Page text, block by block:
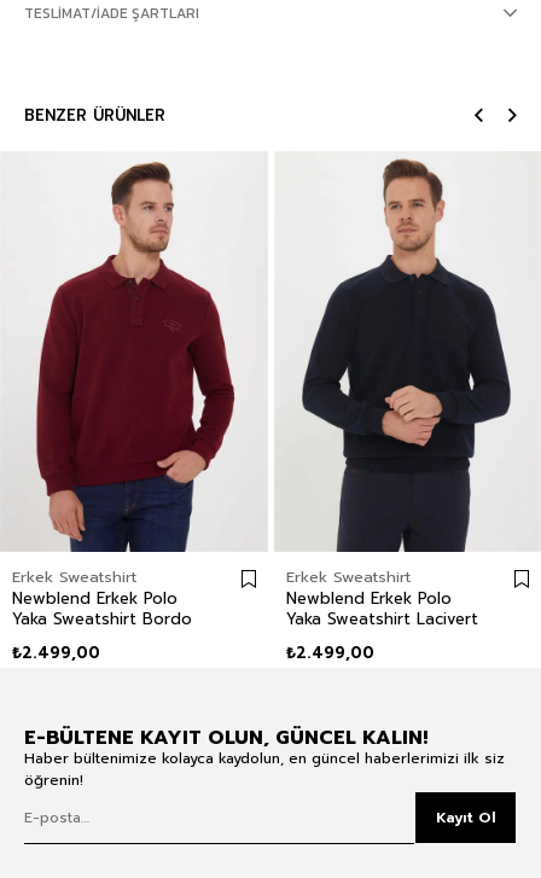
TESLIMAT/İADE ŞARTLARI
BENZER ÜRÜNLER
Erkek Sweatshirt
Newblend Erkek Polo
Yaka Sweatshirt Bordo
₺2.499,00
Erkek Sweatshirt
Newblend Erkek Polo
Yaka Sweatshirt Lacivert
₺2.499,00
E-BÜLTENE KAYIT OLUN, GÜNCEL KALIN!
Haber bültenimize kolayca kaydolun, en güncel haberlerimizi ilk siz
öğrenin!
Kayıt Ol